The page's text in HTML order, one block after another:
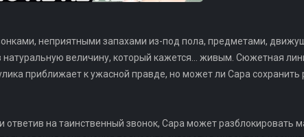
неприятными запахами из-под пола, предметами,
величину, который кажется... живым. Сюжетная
приближает к ужасной правде, но может ли Сара сохранить
ответив на таинственный звонок, Сара может разблокировать